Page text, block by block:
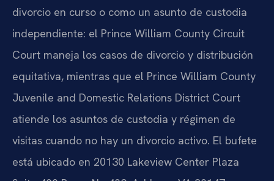
divorcio en curso o como un asunto de custodia
independiente: el Prince William County Circuit
Court maneja los casos de divorcio y distribución
equitativa, mientras que el Prince William County
Juvenile and Domestic Relations District Court
atiende los asuntos de custodia y régimen de
visitas cuando no hay un divorcio activo. El bufete
está ubicado en 20130 Lakeview Center Plaza